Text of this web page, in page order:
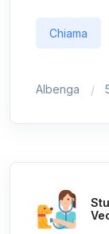
Chiama
Albenga